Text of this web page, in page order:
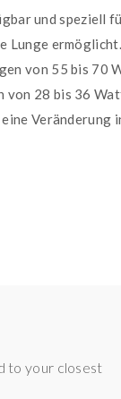
und speziell
von 55 bis 70
28 bis 36
Veränderung
to your closest